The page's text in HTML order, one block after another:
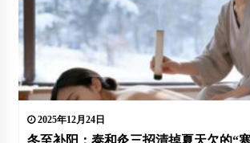
2025年12月24日
冬至补阳：泰和灸三招清掉夏天欠的“